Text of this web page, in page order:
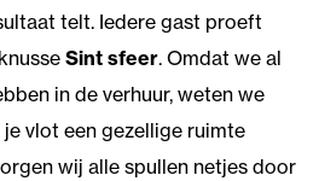
telt. Iedere gast proeft
Sint sfeer. Omdat we al
in de verhuur, weten we
vlot een gezellige ruimte
wij alle spullen netjes door